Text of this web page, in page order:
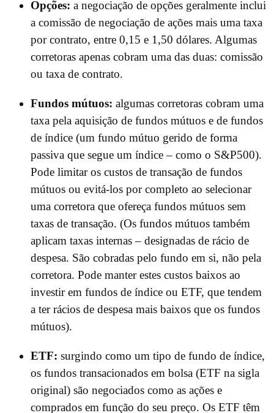
Opções: a negociação de opções geralmente inclui
a comissão de negociação de ações mais uma taxa
por contrato, entre 0,15 e 1,50 dólares. Algumas
corretoras apenas cobram uma das duas: comissão
ou taxa de contrato.
Fundos mútuos: algumas corretoras cobram uma
taxa pela aquisição de fundos mútuos e de fundos
de índice (um fundo mútuo gerido de forma
passiva que segue um índice – como o S&P500).
Pode limitar os custos de transação de fundos
mútuos ou evitá-los por completo ao selecionar
uma corretora que ofereça fundos mútuos sem
taxas de transação. (Os fundos mútuos também
aplicam taxas internas – designadas de rácio de
despesa. São cobradas pelo fundo em si, não pela
corretora. Pode manter estes custos baixos ao
investir em fundos de índice ou ETF, que tendem
a ter rácios de despesa mais baixos que os fundos
mútuos).
ETF: surgindo como um tipo de fundo de índice,
os fundos transacionados em bolsa (ETF na sigla
original) são negociados como as ações e
comprados em função do seu preço. Os ETF têm